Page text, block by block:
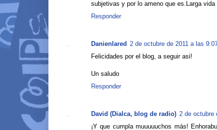
subjetivas y por lo ameno que es.Larga
Responder
Danienlared 2 de octubre de 2011 a las
Felicidades por el blog, a seguir asi!
Un saludo
Responder
David (Dialca, blog de radio) 2 de octubre
¡Y que cumpla muuuuuchos más!